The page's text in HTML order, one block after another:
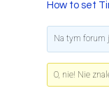
How to set
Na tym forum
O, nie! Nie